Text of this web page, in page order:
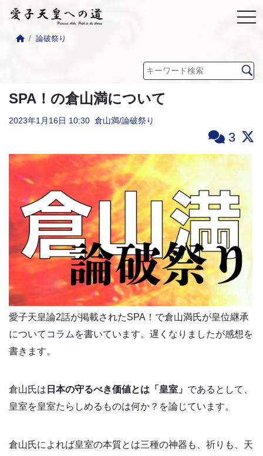
論破祭り
SPA！の倉山満について
2023年1月16日 10:30 倉山満/論破祭り
3
愛子天皇論2話が掲載されたSPA！で倉山満氏が皇位継承
について コラム を書いています。遅くなりましたが感想を
書きます。
倉山氏は 日本の守るべき価値とは「皇室」 であるとして、
皇室を皇室たらしめるものは何か？を論じています。
倉山氏によれば皇室の本質とは三種の神器も、祈りも、天